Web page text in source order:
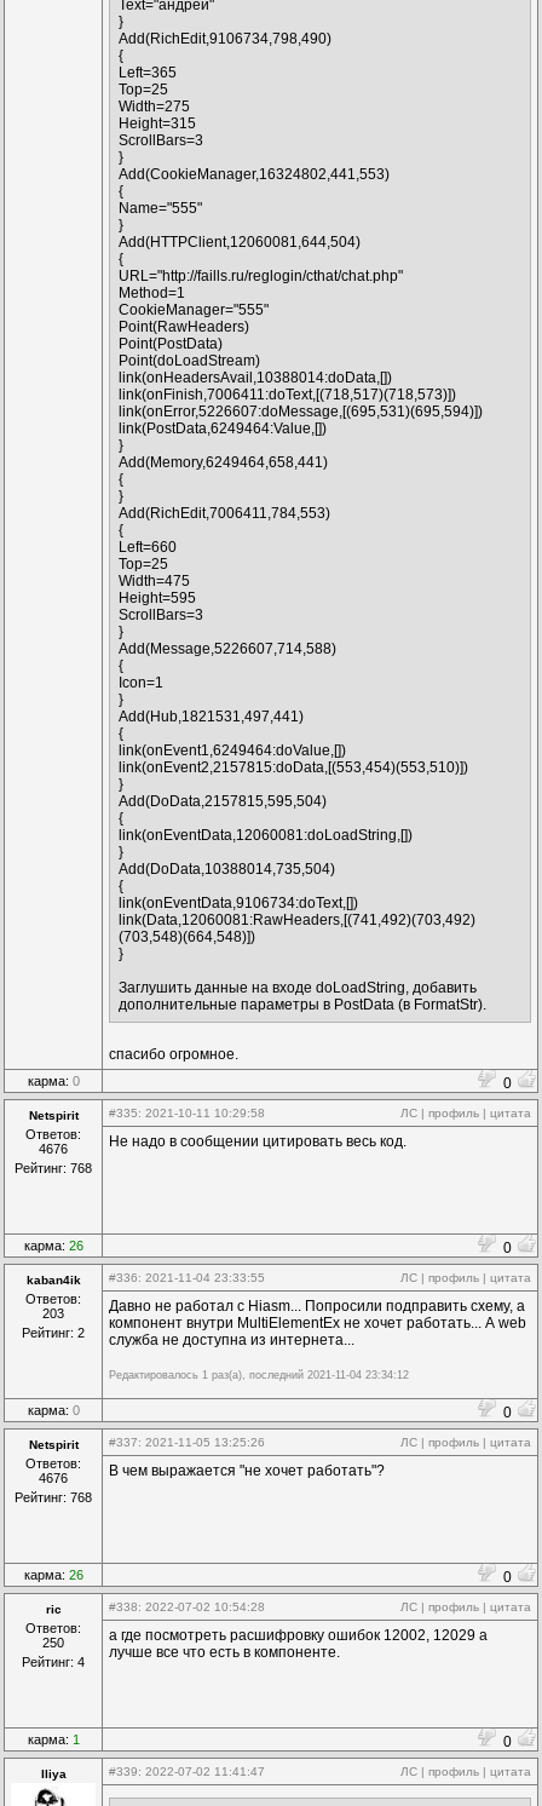
Add
{
Left=660
Top=25
Width=475
Height=595
ScrollBars=3
Add
{
Icon=1
Add
{
link
Add(DoData,2157815,595,504)
{
link(onEventData,12060081:doLoadString,[])
Add(DoData,10388014,735,504)
{
link(onEventData,9106734:doText,[])
link
}
Text="андрей"
}
Add(RichEdit,9106734,798,490)
{
Left=365
Top=25
Width=275
Height=315
ScrollBars=3
}
Add(CookieManager,16324802,441,553)
{
Name="555"
}
Add(HTTPClient,12060081,644,504)
{
URL="http://faills.ru/reglogin/cthat/chat.php"
Method=1
CookieManager="555"
Point(RawHeaders)
Point(PostData)
Point(doLoadStream)
link(onHeadersAvail,10388014:doData,[])
link(onFinish,7006411:doText,[(718,517)(718,573)])
link(onError,5226607:doMessage,[(695,531)(695,594)])
link(PostData,6249464:Value,[])
}
Add(Memory,6249464,658,441)
{
}
Add(RichEdit,7006411,784,553)
{
Left=660
Top=25
Width=475
Height=595
ScrollBars=3
}
Add(Message,5226607,714,588)
{
Icon=1
}
Add(Hub,1821531,497,441)
{
link(onEvent1,6249464:doValue,[])
link(onEvent2,2157815:doData,[(553,454)(553,510)])
}
Add(DoData,2157815,595,504)
{
link(onEventData,12060081:doLoadString,[])
}
Add(DoData,10388014,735,504)
{
link(onEventData,9106734:doText,[])
link(Data,12060081:RawHeaders,[(741,492)(703,492)
(703,548)(664,548)])
}
Заглушить данные на входе doLoadString, добавить
дополнительные параметры в PostData (в FormatStr).
спасибо огромное.
карма: 0 0
Netspirit
Ответов:
4676
Рейтинг: 768
#335: 2021-10-11 10:29:58 ЛС | профиль | цитата
Не надо в сообщении цитировать весь код.
карма: 26 0
kaban4ik
Ответов:
203
Рейтинг: 2
#336: 2021-11-04 23:33:55 ЛС | профиль | цитата
Давно не работал с Hiasm... Попросили подправить схему, а
компонент внутри MultiElementEx не хочет работать... А web
служба не доступна из интернета...
Редактировалось 1 раз(а), последний 2021-11-04 23:34:12
карма: 0 0
Netspirit
Ответов:
4676
Рейтинг: 768
#337: 2021-11-05 13:25:26 ЛС | профиль | цитата
В чем выражается "не хочет работать"?
карма: 26 0
ric
Ответов:
250
Рейтинг: 4
#338: 2022-07-02 10:54:28 ЛС | профиль | цитата
а где посмотреть расшифровку ошибок 12002, 12029 а
лучше все что есть в компоненте.
карма: 1 0
Iliya #339: 2022-07-02 11:41:47 ЛС | профиль | цитата